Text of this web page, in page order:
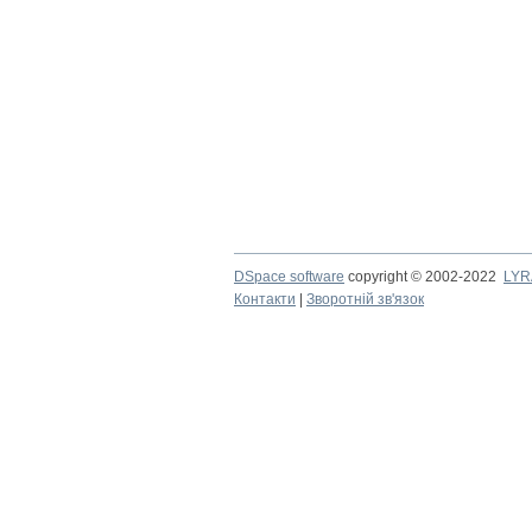
DSpace software copyright © 2002-2022
Контакти
Зворотній зв'язок